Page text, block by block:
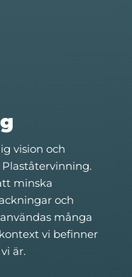
vision och
minska
och
många
vi befinner
är.